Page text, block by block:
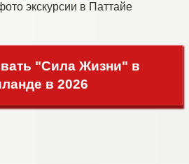
экскурсии в Паттайе
"Сила Жизни" в
в 2026